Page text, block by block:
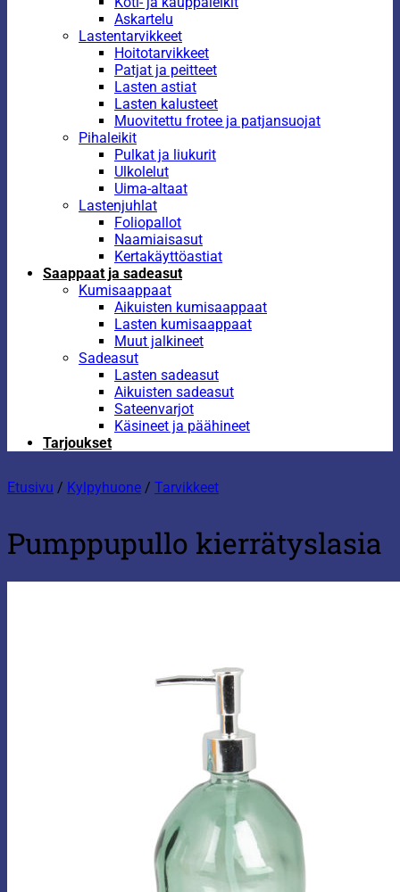
Askartelu
Lastentarvikkeet
Hoitotarvikkeet
Patjat ja peitteet
Lasten astiat
Lasten kalusteet
Muovitettu frotee ja patjansuojat
Pihaleikit
Pulkat ja liukurit
Ulkolelut
Uima-altaat
Lastenjuhlat
Foliopallot
Naamiaisasut
Kertakäyttöastiat
Saappaat ja sadeasut
Kumisaappaat
Aikuisten kumisaappaat
Lasten kumisaappaat
Muut jalkineet
Sadeasut
Lasten sadeasut
Aikuisten sadeasut
Sateenvarjot
Käsineet ja päähineet
Tarjoukset
Etusivu / Kylpyhuone / Tarvikkeet
Pumppupullo kierrätyslasia